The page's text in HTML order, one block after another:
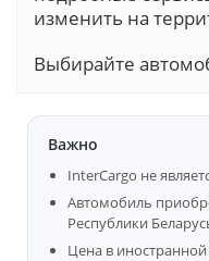
изменить на
Выбирайте
Важно
InterCargo не
Автомобиль
Республики
Цена в